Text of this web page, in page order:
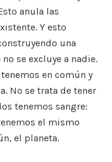
anula las
Y esto
una
se excluye a nadie.
en común y
No se trata de tener
tenemos sangre:
el mismo
el planeta.